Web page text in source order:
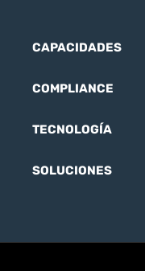
CAPACIDADES
COMPLIANCE
TECNOLOGÍA
SOLUCIONES